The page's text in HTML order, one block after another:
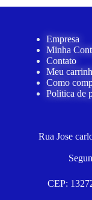
Empresa
Minha
Contato
Meu
Como
Politica de
Rua Jose
CEP: